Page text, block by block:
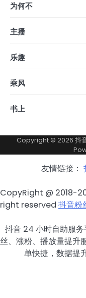
为何不
主播
乐趣
乘风
书上
Copyright © 2026 抖
友情链接：
CopyRight @ 2018-
right reserved 抖音粉
抖音 24 小时自助服
丝、涨粉、播放量提升
单快捷，数据提